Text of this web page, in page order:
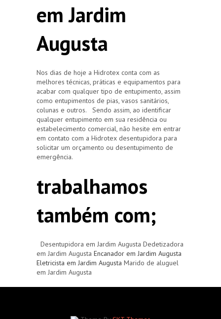
em Jardim
Augusta
Nos dias de hoje a Hidrotex conta com as
melhores técnicas, práticas e equipamentos para
acabar com qualquer tipo de entupimento, assim
como entupimentos de pias, vasos sanitários,
colunas e outros. Sendo assim, ao identificar
qualquer entupimento em sua residência ou
estabelecimento comercial, não hesite em entrar
em contato com a Hidrotex desentupidora para
solicitar um orçamento ou desentupimento de
emergência.
trabalhamos
também com;
Desentupidora em Jardim Augusta Dedetizadora
em Jardim Augusta Encanador em Jardim Augusta
Eletricista em Jardim Augusta Marido de aluguel
em Jardim Augusta